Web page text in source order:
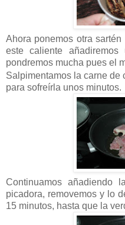
Ahora ponemos otra
este caliente
pondremos mucha pues el
Salpimentamos la carne de
para sofreírla unos minutos.
Continuamos añadiendo
picadora, removemos y lo
15 minutos, hasta que la